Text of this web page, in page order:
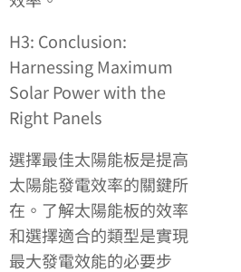
H3: Conclusion:
Harnessing Maximum
Solar Power with the
Right Panels
選擇最佳太陽能板是提高
太陽能發電效率的關鍵所
在。了解太陽能板的效率
和選擇適合的類型是實現
最大發電效能的必要步